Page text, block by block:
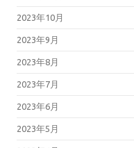
2023年10月
2023年9月
2023年8月
2023年7月
2023年6月
2023年5月